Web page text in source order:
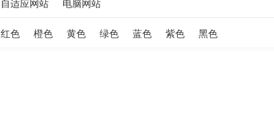
自适应网站 电脑网站
红色 橙色 黄色 绿色 蓝色 紫色 黑色